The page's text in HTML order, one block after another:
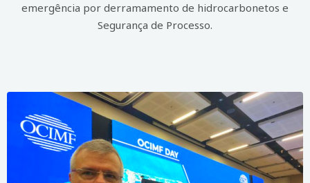
emergência por derramamento de hidrocarbonetos e
Segurança de Processo.